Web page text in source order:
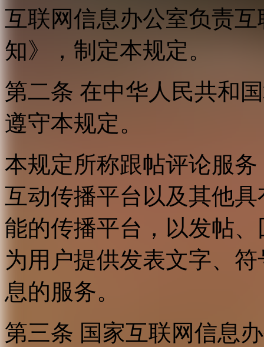
互联网信息办公室负责
知》，制定本规定。
第二条 在中华人民共和
遵守本规定。
本规定所称跟帖评论服
互动传播平台以及其他
能的传播平台，以发帖
为用户提供发表文字、
息的服务。
第三条 国家互联网信息